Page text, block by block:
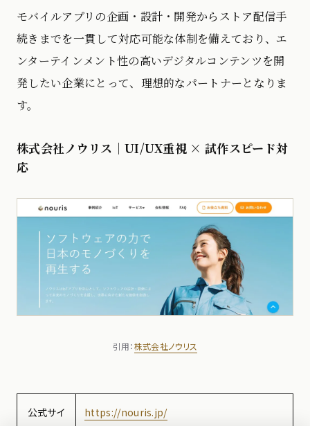
モバイルアプリの企画・設計・開発からストア配信手
続きまでを一貫して対応可能な体制を備えており、エ
ンターテインメント性の高いデジタルコンテンツを開
発したい企業にとって、理想的なパートナーとなりま
す。
株式会社ノウリス｜UI/UX重視 × 試作スピード対
応
引用：株式会社ノウリス
公式サイ
https://nouris.jp/